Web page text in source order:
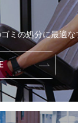
ミの処分に最適な